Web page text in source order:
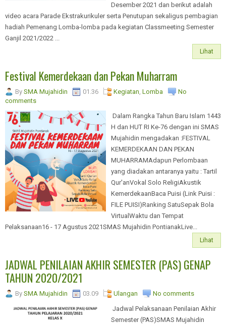
Desember 2021 dan berikut adalah
video acara Parade Ekstrakurikuler serta Penutupan sekaligus pembagian
hadiah Pemenang Lomba-lomba pada kegiatan Classmeeting Semester
Ganjil 2021/2022 ...
Lihat
Festival Kemerdekaan dan Pekan Muharram
By SMA Mujahidin 01.36 Kegiatan Lomba
No
comments
Dalam Rangka Tahun Baru Islam 1443
H dan HUT RI Ke-76 dengan ini SMAS
Mujahidin mengadakan :FESTIVAL
KEMERDEKAAN DAN PEKAN
MUHARRAMAdapun Perlombaan
yang diadakan antaranya yaitu : Tartil
Qur'anVokal Solo ReligiAkustik
KemerdekaanBaca Puisi (Link Puisi :
FILE PUISI)Ranking SatuSepak Bola
VirtualWaktu dan Tempat
Pelaksanaan16 - 17 Agustus 2021SMAS Mujahidin PontianakLive...
Lihat
JADWAL PENILAIAN AKHIR SEMESTER (PAS) GENAP
TAHUN 2020/2021
By SMA Mujahidin 03.09 Ulangan
No comments
Jadwal Pelaksanaan Penilaian Akhir
Semester (PAS)SMAS Mujahidin